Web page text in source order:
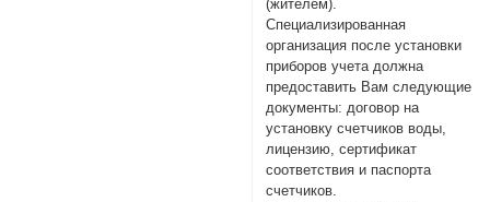
(жителем).
Специализированная
организация после установки
приборов учета должна
предоставить Вам следующие
документы: договор на
установку счетчиков воды,
лицензию, сертификат
соответствия и паспорта
счетчиков.